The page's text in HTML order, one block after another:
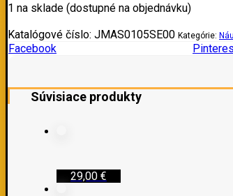
1 na sklade (dostupné na objednávku)
Katalógové číslo: JMAS0105SE00 Kategórie:
Facebook
Súvisiace produkty
29,00 €